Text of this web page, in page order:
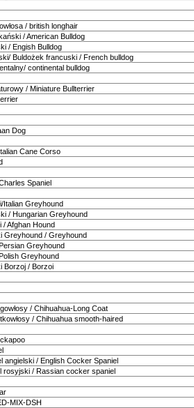
/ british longhair
/ American Bulldog
/ Engish Bulldog
Buldożek francuski / French bulldog
continental bulldog
/ Miniature Bullterrier
Dog
Cane Corso
Spaniel
Italian Greyhound
/ Hungarian Greyhound
/ Afghan Hound
Greyhound / Greyhound
Greyhound
Greyhound
Borzoj / Borzoi
/ Chihuahua-Long Coat
/ Chihuahua smooth-haired
angielski / English Cocker Spaniel
rosyjski / Rassian cocker spaniel
MIX-DSH